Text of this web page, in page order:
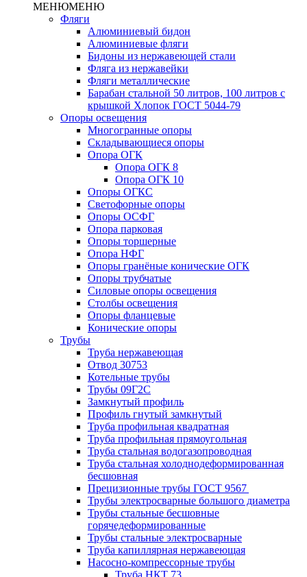
МЕНЮМЕНЮ
Фляги
Алюминиевый бидон
Алюминиевые фляги
Бидоны из нержавеющей стали
Фляга из нержавейки
Фляги металлические
Барабан стальной 50 литров, 100 литров с
крышкой Хлопок ГОСТ 5044-79
Опоры освещения
Многогранные опоры
Складывающиеся опоры
Опора ОГК
Опора ОГК 8
Опора ОГК 10
Опоры ОГКС
Светофорные опоры
Опоры ОСФГ
Опора парковая
Опоры торшерные
Опора НФГ
Опоры гранёные конические ОГК
Опоры трубчатые
Силовые опоры освещения
Столбы освещения
Опоры фланцевые
Конические опоры
Трубы
Труба нержавеющая
Отвод 30753
Котельные трубы
Трубы 09Г2С
Замкнутый профиль
Профиль гнутый замкнутый
Труба профильная квадратная
Труба профильная прямоугольная
Труба стальная водогазопроводная
Труба стальная холоднодеформированная
бесшовная
Прецизионные трубы ГОСТ 9567
Трубы электросварные большого диаметра
Трубы стальные бесшовные
горячедеформированные
Трубы стальные электросварные
Труба капиллярная нержавеющая
Насосно-компрессорные трубы
Труба НКТ 73